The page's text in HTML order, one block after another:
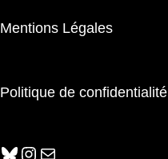
Mentions Légales
Politique de confidentialité
Bluesky
Instagram
E-mail